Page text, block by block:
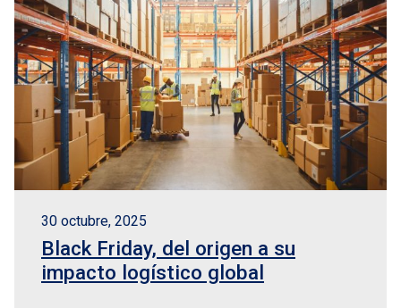
30 octubre, 2025
Black Friday, del origen a su
impacto logístico global